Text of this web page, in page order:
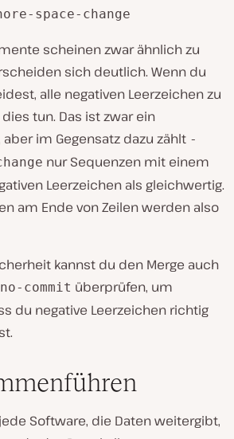
scheinen zwar ähnlich zu
sich deutlich. Wenn du
alle negativen Leerzeichen zu
tun. Das ist zwar ein
im Gegensatz dazu zählt -
nur Sequenzen mit einem
Leerzeichen als gleichwertig.
am Ende von Zeilen werden also
kannst du den Merge auch
commit überprüfen, um
du negative Leerzeichen richtig
Software, die Daten weitergibt,